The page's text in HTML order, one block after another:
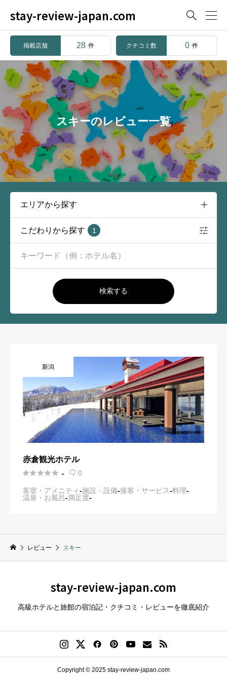
stay-review-japan.com 
掲載店舗 28 件 クチコミ数 0 件
スキーのレビュー一覧
こだわりから探す 1
検索する
新潟
赤倉観光ホテル
 -  0
客室・アメニティ-施設・設備-接客・サービス-料理-
温泉・お風呂-満足度-
レビュー スキー
stay-review-japan.com
高級ホテルと旅館の宿泊記・クチコミ・レビューを徹底紹介
Copyright © 2025 stay-review-japan.com